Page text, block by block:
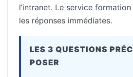
l’intranet. Le service
les réponses immédiates.
LES 3 QUESTIONS
POSER